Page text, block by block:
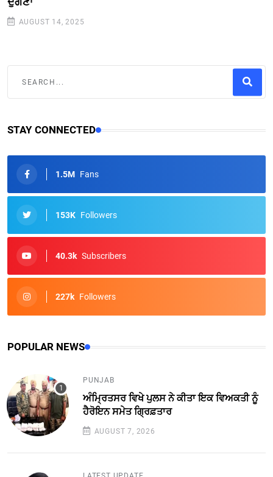
AUGUST 14, 2025
STAY CONNECTED
1.5M Fans
153K Followers
40.3k Subscribers
227k Followers
POPULAR NEWS
PUNJAB
ਅੰਮ੍ਰਿਤਸਰ ਵਿਖੇ ਪੁਲਸ ਨੇ ਕੀਤਾ ਇਕ ਵਿਅਕਤੀ ਨੂੰ
ਹੈਰੋਇਨ ਸਮੇਤ ਗ੍ਰਿਫ਼ਤਾਰ
AUGUST 7, 2026